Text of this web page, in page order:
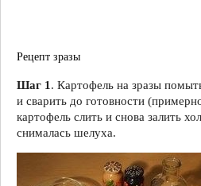
Рецепт зразы
Шаг 1 . Картофель на зразы
и сварить до готовности
картофель слить и снова залить
снималась шелуха.